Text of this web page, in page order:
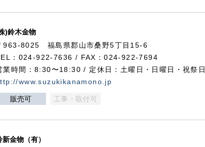
)鈴木金物
963-8025 福島県郡山市桑野5丁目15-6
：024-922-7636 / FAX：024-922-7694
業時間：8:30〜18:30 / 定休日：土曜日・日曜日・祝祭日
www.suzukikanamono.jp
販売可 工事・取付可
新金物（有）